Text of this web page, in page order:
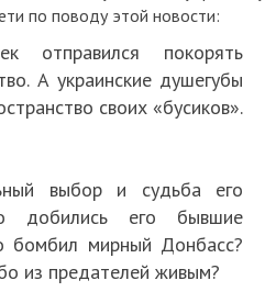
по поводу этой новости:
отправился покорять
А украинские душегубы
своих «бусиков».
выбор и судьба его
добились его бывшие
бомбил мирный Донбасс?
из предателей живым?